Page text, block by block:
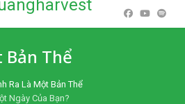
Bản Thể
Ra Là Một Bản Thể
Ngày Của Bạn?